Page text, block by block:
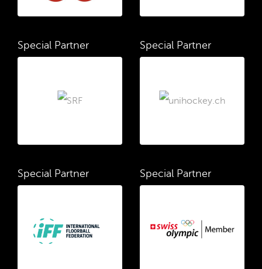
Special Partner Special Partner
Special Partner Special Partner